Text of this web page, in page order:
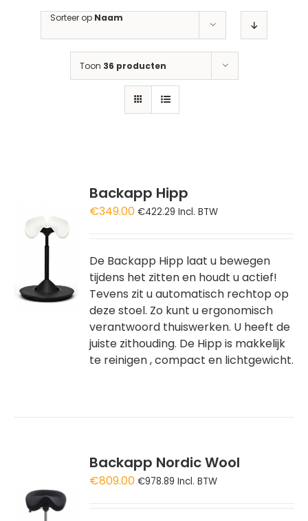
Sorteer op Naam
Toon 36 producten
Backapp Hipp
€349.00 €422.29 Incl. BTW
De Backapp Hipp laat u bewegen
tijdens het zitten en houdt u actief!
Tevens zit u automatisch rechtop op
deze stoel. Zo kunt u ergonomisch
verantwoord thuiswerken. U heeft de
juiste zithouding. De Hipp is makkelijk
te reinigen , compact en lichtgewicht.
Backapp Nordic Wool
€809.00 €978.89 Incl. BTW